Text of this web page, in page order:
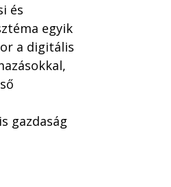
és
egyik
a digitális
gazdaság